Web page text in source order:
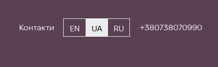
Контакти EN UA RU +380738070990